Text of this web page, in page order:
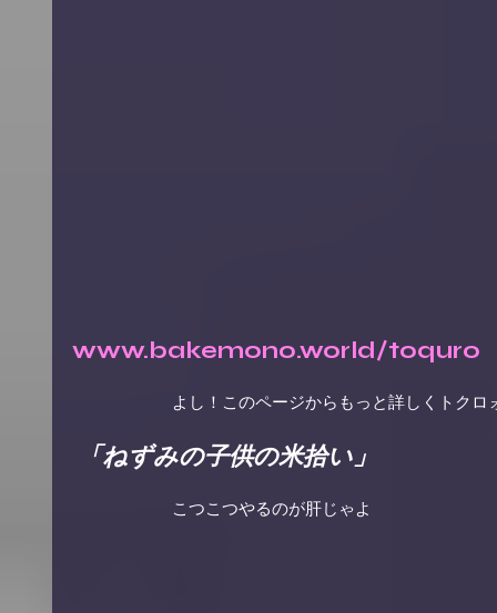
www.bakemono.world/toquro
よし！このページからもっと詳しくトクロォ
「ねずみの子供の米拾い」
こつこつやるのが肝じゃよ